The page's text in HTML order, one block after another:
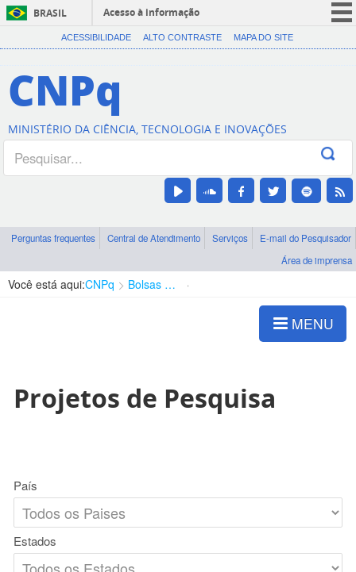
BRASIL
Acesso à informação
CORONAVÍRUS (COVID-19)
Canais
ACESSIBILIDADE ALTO CONTRASTE MAPA DO SITE
CNPq
MINISTÉRIO DA CIÊNCIA, TECNOLOGIA E INOVAÇÕES
Perguntas frequentes Central de Atendimento Serviços
E-mail do Pesquisador
Área de imprensa
Você está aqui:CNPq Bolsas e Auxílios Vigentes
MENU
Projetos de Pesquisa
País
Estados